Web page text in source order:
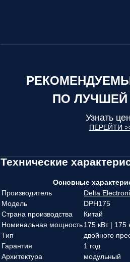
ПО ЛУЧШЕЙ
Узнать
ПЕРЕЙТИ
Технические
Основные
Производитель
Delta
Модель
DPH175
Страна производства
Китай
Номинальная мощность175 кВт | 175
Тип
двойного
Гарантия
1 год
Архитектура
модульный